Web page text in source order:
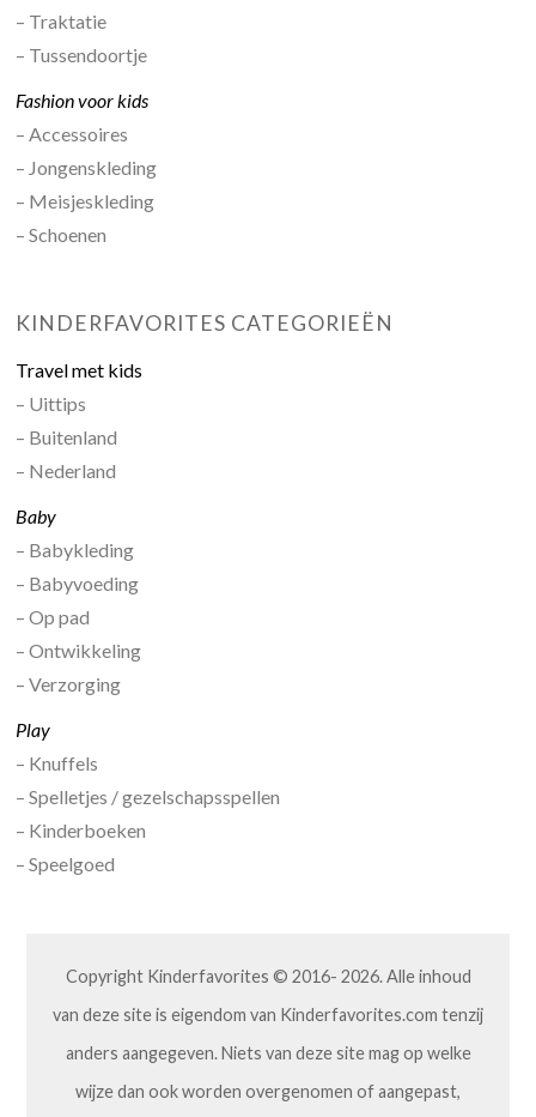
– Traktatie
– Tussendoortje
Fashion voor kids
– Accessoires
– Jongenskleding
– Meisjeskleding
– Schoenen
KINDERFAVORITES CATEGORIEËN
Travel met kids
– Uittips
– Buitenland
– Nederland
Baby
– Babykleding
– Babyvoeding
– Op pad
– Ontwikkeling
– Verzorging
Play
– Knuffels
– Spelletjes / gezelschapsspellen
– Kinderboeken
– Speelgoed
Copyright Kinderfavorites © 2016- 2026. Alle inhoud
van deze site is eigendom van Kinderfavorites.com tenzij
anders aangegeven. Niets van deze site mag op welke
wijze dan ook worden overgenomen of aangepast,